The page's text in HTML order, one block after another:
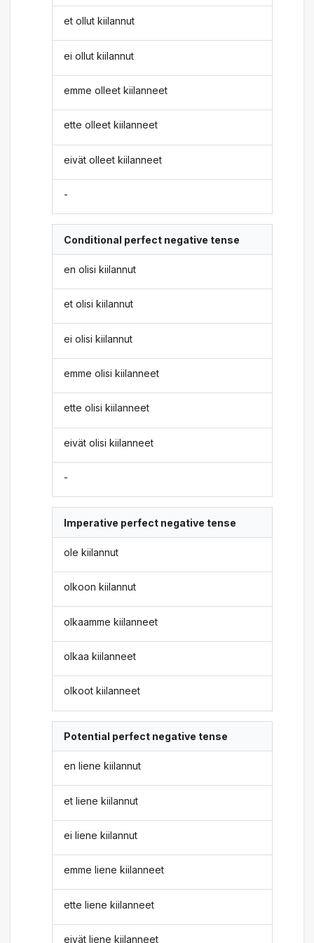
et ollut kiilannut
ei ollut kiilannut
emme olleet kiilanneet
ette olleet kiilanneet
eivät olleet kiilanneet
-
Conditional perfect negative tense
en olisi kiilannut
et olisi kiilannut
ei olisi kiilannut
emme olisi kiilanneet
ette olisi kiilanneet
eivät olisi kiilanneet
-
Imperative perfect negative tense
ole kiilannut
olkoon kiilannut
olkaamme kiilanneet
olkaa kiilanneet
olkoot kiilanneet
Potential perfect negative tense
en liene kiilannut
et liene kiilannut
ei liene kiilannut
emme liene kiilanneet
ette liene kiilanneet
eivät liene kiilanneet